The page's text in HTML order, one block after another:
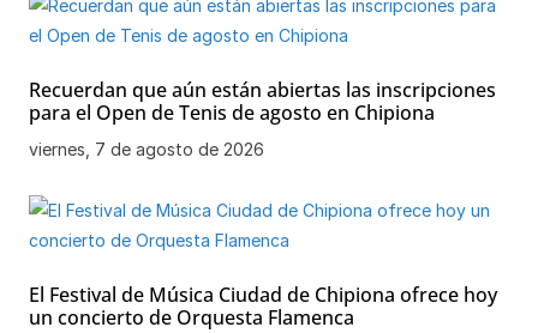
Recuerdan que aún están abiertas las inscripciones
para el Open de Tenis de agosto en Chipiona
viernes, 7 de agosto de 2026
El Festival de Música Ciudad de Chipiona ofrece hoy
un concierto de Orquesta Flamenca